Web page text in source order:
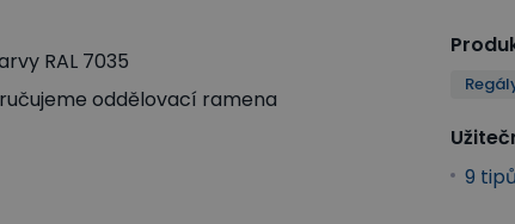
RAL 7035
oddělovací ramena
9